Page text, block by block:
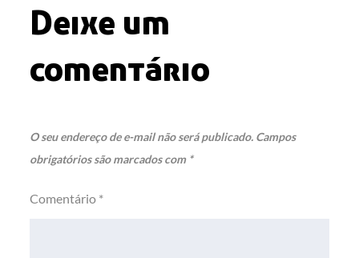
Deixe um
comentário
O seu endereço de e-mail não será publicado. Campos
obrigatórios são marcados com *
Comentário *